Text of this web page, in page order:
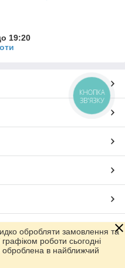
19:20
Prom.ua
обробляти замовлення та
графіком роботи сьогодні
оброблена в найближчий
КНОПКА
ЗВ'ЯЗКУ